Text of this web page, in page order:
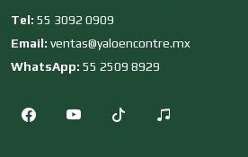
Electricidad y Plomería
Tel: 55 3092 0909
Email: ventas@yaloencontre.mx
WhatsApp: 55 2509 8929